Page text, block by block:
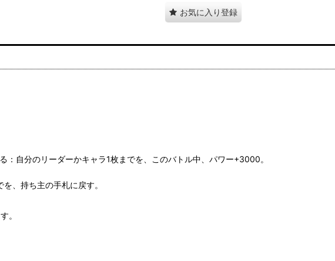
お気に入り登録
：自分のリーダーかキャラ1枚までを、このバトル中、パワー+3000。
、持ち主の手札に戻す。
。